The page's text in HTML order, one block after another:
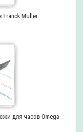
Franck Muller
для часов Omega